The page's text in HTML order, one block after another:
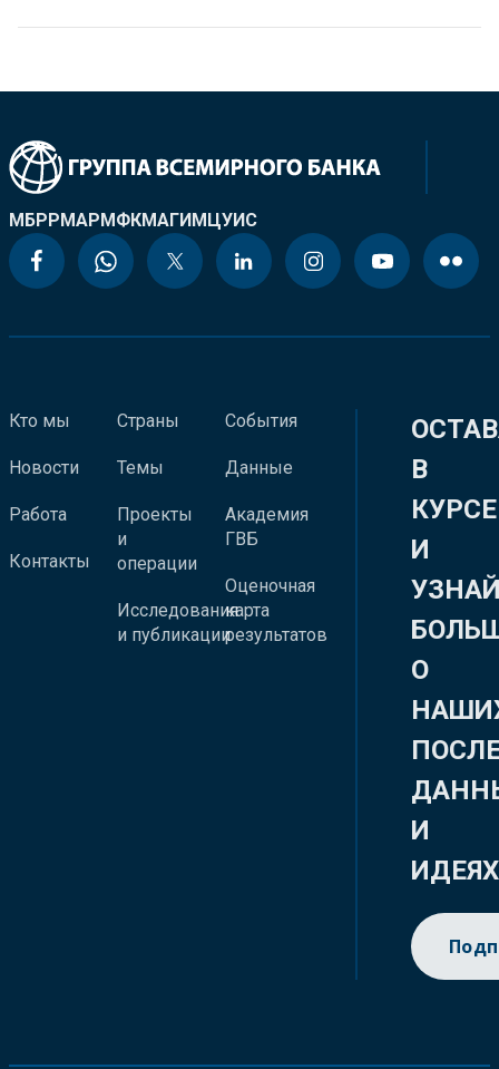
МБРРМАРМФКМАГИМЦУИС
Кто мы
Новости
Работа
Контакты
Страны
Темы
Проекты
и
операции
Исследования
и публикации
События
Данные
Академия
ГВБ
Оценочная
карта
результатов
В
КУРСЕ
И
О
И
ИДЕЯХ